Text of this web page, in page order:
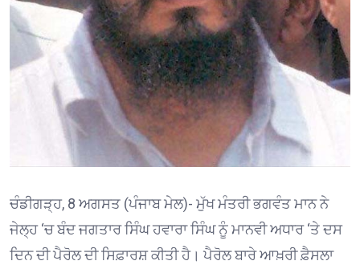
ਚੰਡੀਗੜ੍ਹ, 8 ਅਗਸਤ (ਪੰਜਾਬ ਮੇਲ)- ਮੁੱਖ ਮੰਤਰੀ ਭਗਵੰਤ ਮਾਨ ਨੇ
ਜੇਲ੍ਹ ‘ਚ ਬੰਦ ਜਗਤਾਰ ਸਿੰਘ ਹਵਾਰਾ ਸਿੰਘ ਨੂੰ ਮਾਨਵੀ ਅਧਾਰ ‘ਤੇ ਦਸ
ਦਿਨ ਦੀ ਪੈਰੋਲ ਦੀ ਸਿਫ਼ਾਰਸ਼ ਕੀਤੀ ਹੈ। ਪੈਰੋਲ ਬਾਰੇ ਆਖ਼ਰੀ ਫ਼ੈਸਲਾ